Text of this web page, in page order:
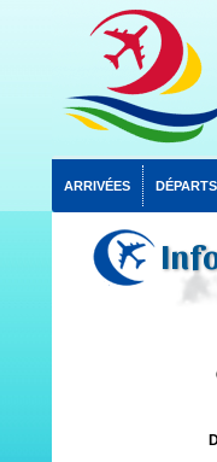
ARRIVÉES DÉPARTS